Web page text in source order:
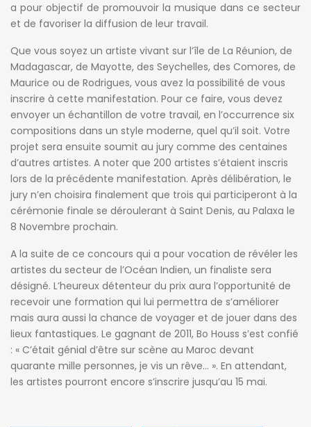
a pour objectif de promouvoir la musique dans ce secteur
et de favoriser la diffusion de leur travail.
Que vous soyez un artiste vivant sur l’île de La Réunion, de
Madagascar, de Mayotte, des Seychelles, des Comores, de
Maurice ou de Rodrigues, vous avez la possibilité de vous
inscrire à cette manifestation. Pour ce faire, vous devez
envoyer un échantillon de votre travail, en l’occurrence six
compositions dans un style moderne, quel qu’il soit. Votre
projet sera ensuite soumit au jury comme des centaines
d’autres artistes. A noter que 200 artistes s’étaient inscris
lors de la précédente manifestation. Après délibération, le
jury n’en choisira finalement que trois qui participeront à la
cérémonie finale se déroulerant à Saint Denis, au Palaxa le
8 Novembre prochain.
A la suite de ce concours qui a pour vocation de révéler les
artistes du secteur de l’Océan Indien, un finaliste sera
désigné. L’heureux détenteur du prix aura l’opportunité de
recevoir une formation qui lui permettra de s’améliorer
mais aura aussi la chance de voyager et de jouer dans des
lieux fantastiques. Le gagnant de 2011, Bo Houss s’est confié
: « C’était génial d’être sur scène au Maroc devant
quarante mille personnes, je vis un rêve… ». En attendant,
les artistes pourront encore s’inscrire jusqu’au 15 mai.